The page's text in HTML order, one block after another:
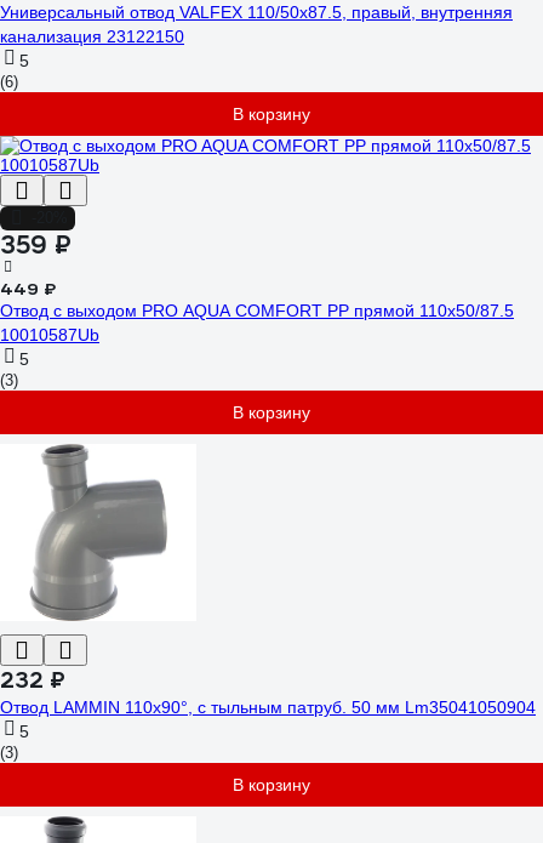
Универсальный отвод VALFEX 110/50x87.5, правый, внутренняя
канализация 23122150
5
(6)
В корзину
359 ₽
449 ₽
Отвод с выходом PRO AQUA COMFORT PP прямой 110x50/87.5
10010587Ub
5
(3)
В корзину
232 ₽
Отвод LAMMIN 110х90°, с тыльным патруб. 50 мм Lm35041050904
5
(3)
В корзину